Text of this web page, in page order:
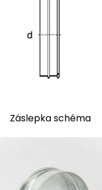
Záslepka schéma